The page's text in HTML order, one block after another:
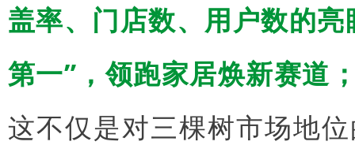
盖率、门店数、用户数的
第一”，领跑家居焕新赛道
这不仅是对三棵树市场地